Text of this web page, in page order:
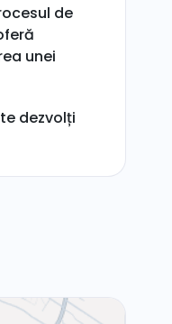
de
unei
dezvolți